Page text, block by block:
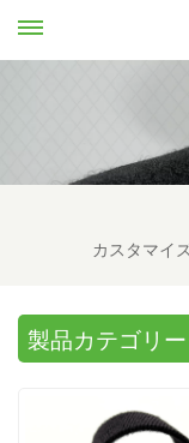
カスタマイ
製品カテゴリー